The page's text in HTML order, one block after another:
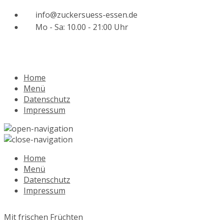
info@zuckersuess-essen.de
Mo - Sa: 10.00 - 21:00 Uhr
Home
Menü
Datenschutz
Impressum
Home
Menü
Datenschutz
Impressum
Mit frischen Früchten